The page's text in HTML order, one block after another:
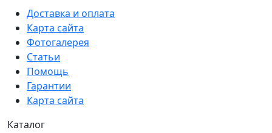
Доставка и оплата
Карта сайта
Фотогалерея
Статьи
Помощь
Гарантии
Карта сайта
Каталог